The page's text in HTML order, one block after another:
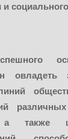
овладеть
а также